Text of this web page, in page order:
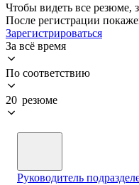
Чтобы видеть все резюме,
После регистрации
Зарегистрироваться
За всё время
По соответствию
20 резюме
Руководитель